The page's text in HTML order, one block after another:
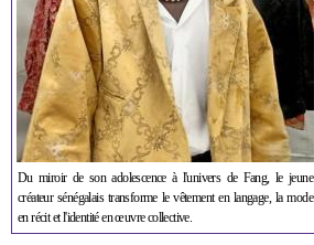
Du miroir de son adolescence à l'univers de Fang, le jeune
créateur sénégalais transforme le vêtement en langage, la mode
en récit et l'identité en œuvre collective.